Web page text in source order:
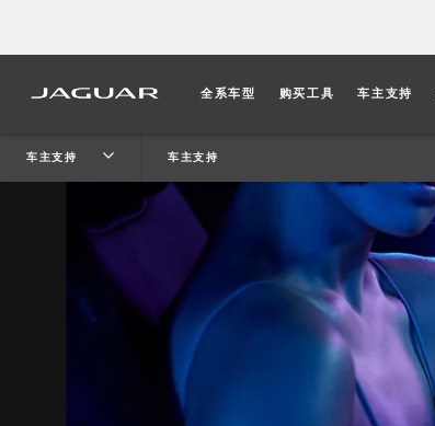
全系车型 购买工具 车主支持
车主支持 车主支持